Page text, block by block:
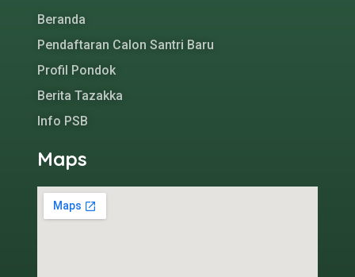
Beranda
Pendaftaran Calon Santri Baru
Profil Pondok
Berita Tazakka
Info PSB
Maps